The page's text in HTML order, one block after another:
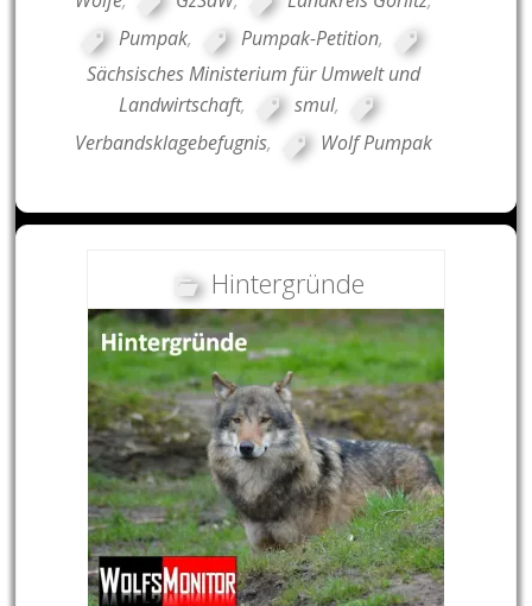
Pumpak, Pumpak-Petition,
Sächsisches Ministerium für Umwelt und
Landwirtschaft, smul,
Verbandsklagebefugnis, Wolf Pumpak
Hintergründe